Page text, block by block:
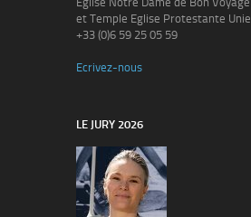
et Temple Eglise Protestante Unie
+33 (0)6 59 25 05 59
Ecrivez-nous
LE JURY 2026